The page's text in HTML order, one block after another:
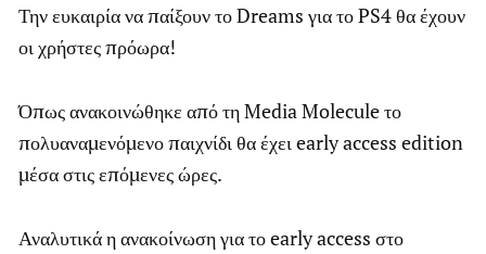
Την ευκαιρία να παίξουν το Dreams για το PS4 θα έχουν
οι χρήστες πρόωρα!
Όπως ανακοινώθηκε από τη Media Molecule το
πολυαναμενόμενο παιχνίδι θα έχει early access edition
μέσα στις επόμενες ώρες.
Αναλυτικά η ανακοίνωση για το early access στο